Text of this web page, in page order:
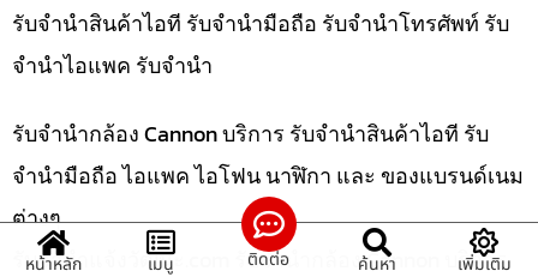
รับจำนำสินค้าไอที รับจำนำมือถือ รับจำนำโทรศัพท์ รับ
จำนำไอแพค รับจำนำ
รับจำนำกล้อง Cannon บริการ รับจำนำสินค้าไอที รับ
จำนำมือถือ ไอแพค ไอโฟน นาฬิกา และ ของแบรนด์เนม
ต่างๆ
รับจํานําแจ้งวัฒนะ.com รับจำนำกล้อง Cannon บริการ
หน้าหลัก เมนู ติดต่อ ค้นหา เพิ่มเติม